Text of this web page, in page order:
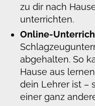
zu dir nach
unterrichten.
Online-
abgehalten. So
Hause aus
dein Lehrer ist –
einer ganz